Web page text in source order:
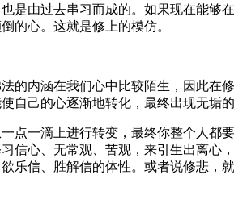
由过去串习而成的。如果现在能够
心。这就是修上的模仿。
内涵在我们心中比较陌生，因此在
自己的心逐渐地转化，最终出现无垢
一滴上进行转变，最终你整个人都
信心、无常观、苦观，来引生出离心
乐信、胜解信的体性。或者说修悲，